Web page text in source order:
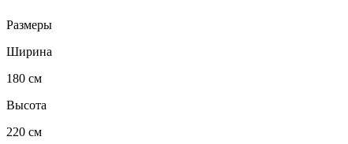
Размеры
Ширина
180 см
Высота
220 см